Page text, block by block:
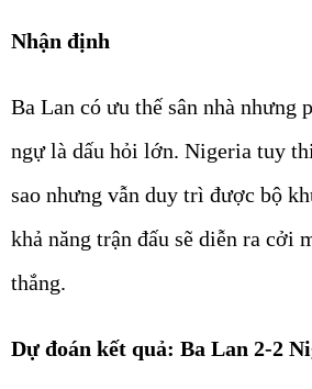
Nhận định
Ba Lan có ưu thế sân nhà nhưng
ngự là dấu hỏi lớn. Nigeria tuy
sao nhưng vẫn duy trì được bộ
khả năng trận đấu sẽ diễn ra cởi
thắng.
Dự đoán kết quả: Ba Lan 2-2